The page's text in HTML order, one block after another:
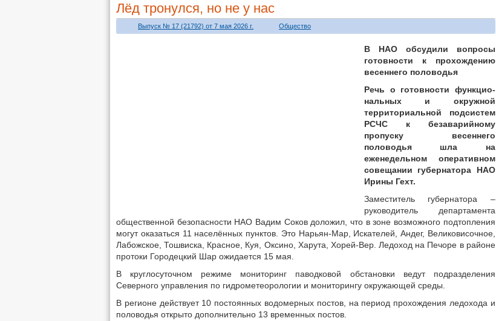
Лёд тронулся, но не у нас
Выпуск № 17 (21792) от 7 мая 2026 г. Общество
В НАО обсудили вопросы
готовности к прохождению
весеннего половодья
Речь о готовности функцио­
нальных и окружной
территориальной подсистем
РСЧС к безаварийному
пропуску весеннего
половодья шла на
еженедельном оперативном
совещании губернатора НАО
Ирины Гехт.
Заместитель губернатора –
руководитель департамента
общественной безопасности НАО Вадим Соков доложил, что в зоне возможного подтопления
могут оказаться 11 населённых пунктов. Это Нарьян-Мар, Искателей, Андег, Великовисочное,
Лабожское, Тошвиска, Красное, Куя, Оксино, Харута, Хорей-Вер. Ледоход на Печоре в районе
протоки Городецкий Шар ожидается 15 мая.
В круглосуточном режиме мониторинг паводковой обстановки ведут подразделения
Северного управления по гидрометеорологии и мониторингу окружающей среды.
В регионе действует 10 постоянных водомерных постов, на период прохождения ледохода и
половодья открыто дополнительно 13 временных постов.